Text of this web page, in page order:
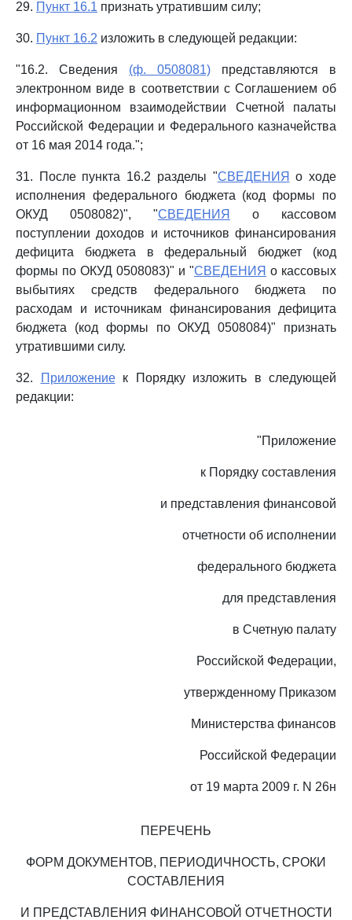
29. Пункт 16.1 признать утратившим силу;
30. Пункт 16.2 изложить в следующей редакции:
"16.2. Сведения (ф. 0508081) представляются в
электронном виде в соответствии с Соглашением об
информационном взаимодействии Счетной палаты
Российской Федерации и Федерального казначейства
от 16 мая 2014 года.";
31. После пункта 16.2 разделы "СВЕДЕНИЯ о ходе
исполнения федерального бюджета (код формы по
ОКУД 0508082)", "СВЕДЕНИЯ
о кассовом
поступлении доходов и источников финансирования
дефицита бюджета в федеральный бюджет (код
формы по ОКУД 0508083)" и "СВЕДЕНИЯ о кассовых
выбытиях средств федерального бюджета по
расходам и источникам финансирования дефицита
бюджета (код формы по ОКУД 0508084)" признать
утратившими силу.
32. Приложениек Порядку изложить в следующей
редакции:
"Приложение
к Порядку составления
и представления финансовой
отчетности об исполнении
федерального бюджета
для представления
в Счетную палату
Российской Федерации,
утвержденному Приказом
Министерства финансов
Российской Федерации
от 19 марта 2009 г. N 26н
ПЕРЕЧЕНЬ
ФОРМ ДОКУМЕНТОВ, ПЕРИОДИЧНОСТЬ, СРОКИ
СОСТАВЛЕНИЯ
И ПРЕДСТАВЛЕНИЯ ФИНАНСОВОЙ ОТЧЕТНОСТИ